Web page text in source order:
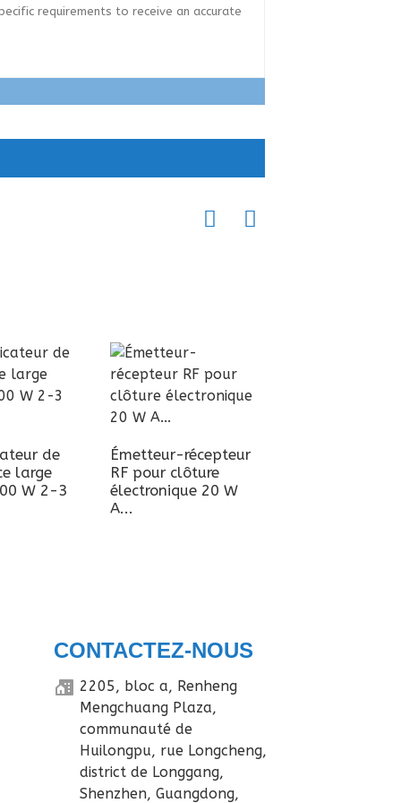
de
large
W 2-3
Émetteur-récepteur
RF pour clôture
électronique 20 W
A...
CONTACTEZ-NOUS
2205, bloc a, Renheng
Mengchuang Plaza,
communauté de
Huilongpu, rue Longcheng,
district de Longgang,
Shenzhen, Guangdong,